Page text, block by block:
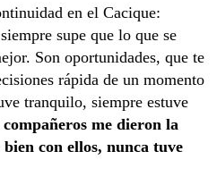
en el Cacique:
supe que lo que se
Son oportunidades, que te
rápida de un momento
tranquilo, siempre estuve
me dieron la
con ellos, nunca tuve